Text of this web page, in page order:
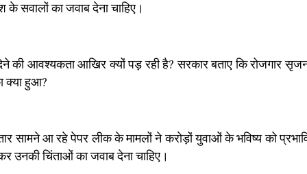
सवालों का जवाब देना चाहिए।
की आवश्यकता आखिर क्यों पड़ रही है? सरकार बताए कि रोजगार
क्या हुआ?
सामने आ रहे पेपर लीक के मामलों ने करोड़ों युवाओं के भविष्य को
उनकी चिंताओं का जवाब देना चाहिए।